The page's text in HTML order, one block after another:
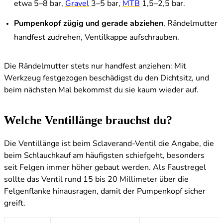
etwa 5–8 bar, Gravel 3–5 bar, MTB 1,5–2,5 bar.
Pumpenkopf zügig und gerade abziehen, Rändelmutter
handfest zudrehen, Ventilkappe aufschrauben.
Die Rändelmutter stets nur handfest anziehen: Mit
Werkzeug festgezogen beschädigst du den Dichtsitz, und
beim nächsten Mal bekommst du sie kaum wieder auf.
Welche Ventillänge brauchst du?
Die Ventillänge ist beim Sclaverand-Ventil die Angabe, die
beim Schlauchkauf am häufigsten schiefgeht, besonders
seit Felgen immer höher gebaut werden. Als Faustregel
sollte das Ventil rund 15 bis 20 Millimeter über die
Felgenflanke hinausragen, damit der Pumpenkopf sicher
greift.